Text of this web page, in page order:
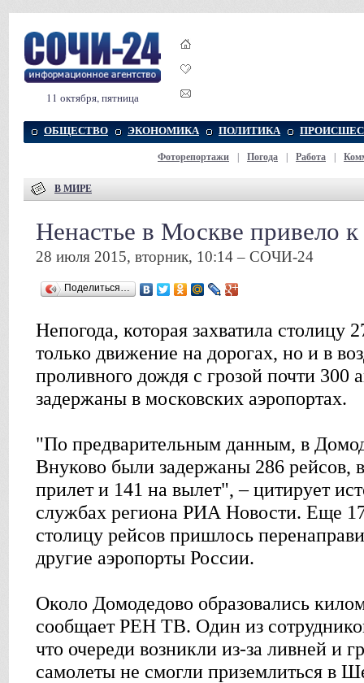
11 октября, пятница
ОБЩЕСТВО ЭКОНОМИКА ПОЛИТИКА
Фоторепортажи Погода Работа
В МИРЕ
Ненастье в Москве привело к
28 июля 2015, вторник, 10:14 – СОЧИ-24
Поделиться…
Непогода, которая захватила столицу
только движение на дорогах, но и в
проливного дождя с грозой почти 300
задержаны в московских аэропортах.
"По предварительным данным, в
Внуково были задержаны 286 рейсов,
прилет и 141 на вылет", – цитирует
службах региона РИА Новости. Еще
столицу рейсов пришлось
другие аэропорты России.
Около Домодедово образовались
сообщает РЕН ТВ. Один из
что очереди возникли из-за ливней и
самолеты не смогли приземлиться в